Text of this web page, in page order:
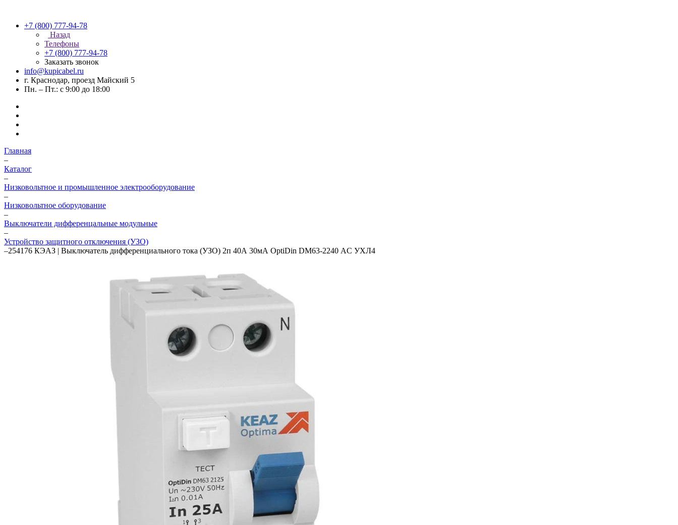
+7 (800) 777-94-78
Назад
Телефоны
+7 (800) 777-94-78
Заказать звонок
info@kupicabel.ru
г. Краснодар, проезд Майский 5
Пн. – Пт.: с 9:00 до 18:00
Главная
–
Каталог
–
Низковольтное и промышленное электрооборудование
–
Низковольтное оборудование
–
Выключатели дифференцальные модульные
–
Устройство защитного отключения (УЗО)
–254176 КЭАЗ | Выключатель дифференциального тока (УЗО) 2п 40А 30мА OptiDin DМ63-2240 AC УХЛ4